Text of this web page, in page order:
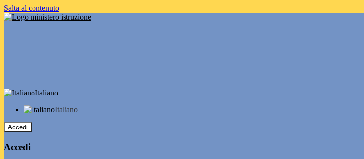
Salta al contenuto
Italiano
Italiano
Accedi
Accedi